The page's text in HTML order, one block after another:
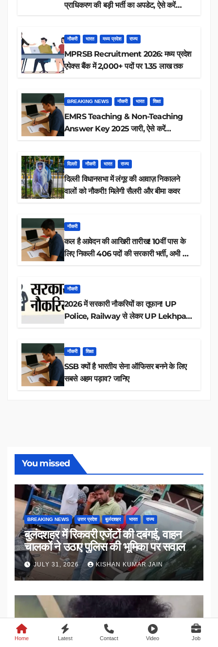
प्राधिकरण की बड़ी भर्ती का अपडेट, ऐसे करें
नौकरी भारत मध्य प्रदेश राज्य
MPRSB Recruitment 2026: मध्य प्रदेश
एपेक्स बैंक में 2,000+ पदों पर 1.35 लाख तक
BREAKING NEWS नौकरी भारत शिक्षा
EMRS Teaching & Non-Teaching
Answer Key 2025 जारी, ऐसे करें
दिल्ली नौकरी भारत राज्य
दिल्ली विधानसभा में लंगूर की आवाज़ निकालने
वालों को नौकरी! मिलेगी सैलरी और बीमा कवर
नौकरी
कल है आवेदन की आखिरी तारीख! 10वीं पास के
लिए निकली 406 पदों की सरकारी भर्ती, अभी करें
नौकरी
2026 में सरकारी नौकरियों का तूफान! UP
Police, Railway से लेकर UP Lekhpal
नौकरी शिक्षा
SSB क्यों है भारतीय सेना ऑफिसर बनने के लिए
सबसे अहम पड़ाव? जानिए
You missed
BREAKING NEWS उत्तर प्रदेश बुलंदशहर भारत राज्य
बुलंदशहर में रिकवरी एजेंटों की दबंगई, वाहन
चालकों ने उठाए पुलिस की भूमिका पर सवाल
JULY 31, 2026 KISHAN KUMAR JAIN
BREAKING NEWS उत्तर प्रदेश भारत
Home Latest Contact Video Job